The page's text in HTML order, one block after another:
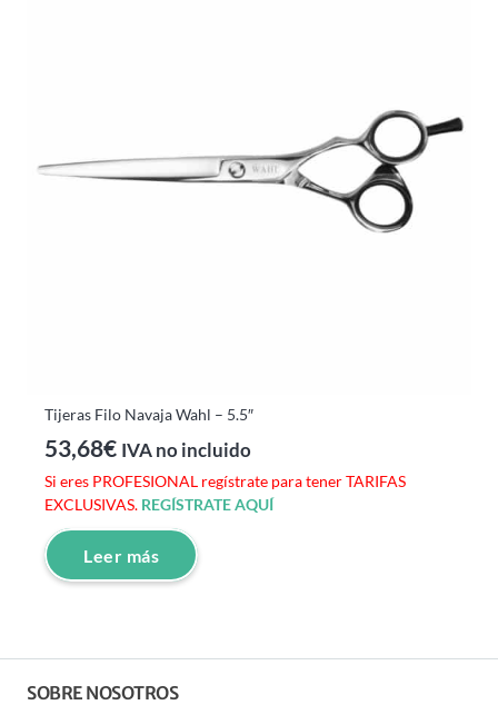
Tijeras Filo Navaja Wahl – 5.5″
53,68€ IVA no incluido
Si eres PROFESIONAL regístrate para tener TARIFAS
EXCLUSIVAS. REGÍSTRATE AQUÍ
Leer más
SOBRE NOSOTROS